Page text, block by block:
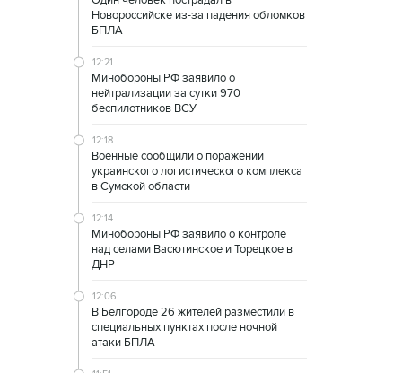
Новороссийске из-за падения обломков
БПЛА
12:21
Минобороны РФ заявило о
нейтрализации за сутки 970
беспилотников ВСУ
12:18
Военные сообщили о поражении
украинского логистического комплекса
в Сумской области
12:14
Минобороны РФ заявило о контроле
над селами Васютинское и Торецкое в
ДНР
12:06
В Белгороде 26 жителей разместили в
специальных пунктах после ночной
атаки БПЛА